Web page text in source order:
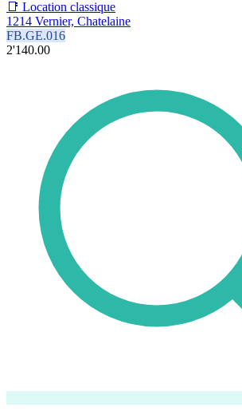
📑 Location classique
1214 Vernier, Chatelaine
FB.GE.016
2'140.00